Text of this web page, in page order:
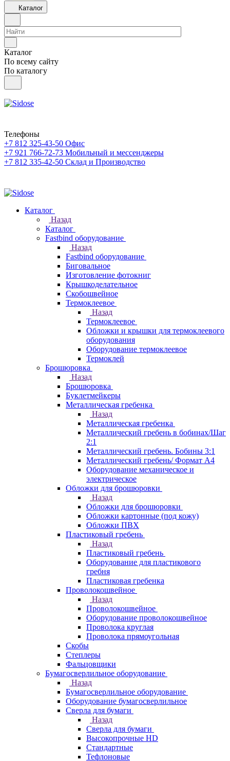
Каталог
Каталог
По всему сайту
По каталогу
Телефоны
+7 812 325-43-50 Офис
+7 921 766-72-73 Мобильный и мессенджеры
+7 812 335-42-50 Склад и Производство
Каталог
Назад
Каталог
Fastbind оборудование
Назад
Fastbind оборудование
Биговальное
Изготовление фотокниг
Крышкоделательное
Скобошвейное
Термоклеевое
Назад
Термоклеевое
Обложки и крышки для термоклеевого
оборудования
Оборудование термоклеевое
Термоклей
Брошюровка
Назад
Брошюровка
Буклетмейкеры
Металлическая гребенка
Назад
Металлическая гребенка
Металлический гребень в бобинах/Шаг
2:1
Металлический гребень. Бобины 3:1
Металлический гребень/ Формат А4
Оборудование механическое и
электрическое
Обложки для брошюровки
Назад
Обложки для брошюровки
Обложки картонные (под кожу)
Обложки ПВХ
Пластиковый гребень
Назад
Пластиковый гребень
Оборудование для пластикового
гребня
Пластиковая гребенка
Проволокошвейное
Назад
Проволокошвейное
Оборудование проволокошвейное
Проволока круглая
Проволока прямоугольная
Скобы
Степлеры
Фальцовщики
Бумагосверлильное оборудование
Назад
Бумагосверлильное оборудование
Оборудование бумагосверлильное
Сверла для бумаги
Назад
Сверла для бумаги
Высокопрочные HD
Стандартные
Тефлоновые